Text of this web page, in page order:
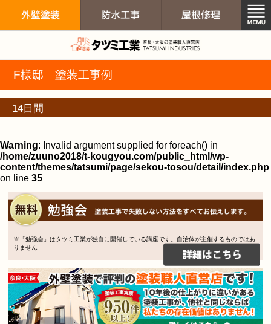
F様邸 塗装工事例
14日間
Warning: Invalid argument supplied for foreach() in
/home/zuuno2018/t-kougyou.com/public_html/wp-
content/themes/tatsumi/page/sekou-tosou/detail/index.php
on line 35
※「勉強会」はタツミ工業が独自に開催している講座です。自治体が主催するものではあ
りません